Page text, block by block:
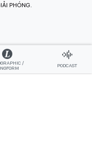
PHÓNG.
/
PODCAST